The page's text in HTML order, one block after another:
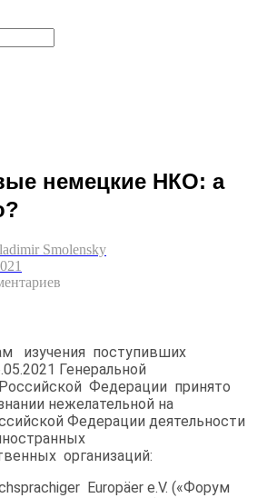
немецкие НКО: а
Smolensky
изучения поступивших
Генеральной
Федерации принято
нежелательной на
Федерации деятельности
организаций:
Europäer e.V. («Форум